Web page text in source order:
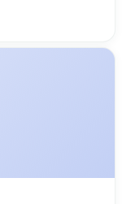
causa de su litigio;